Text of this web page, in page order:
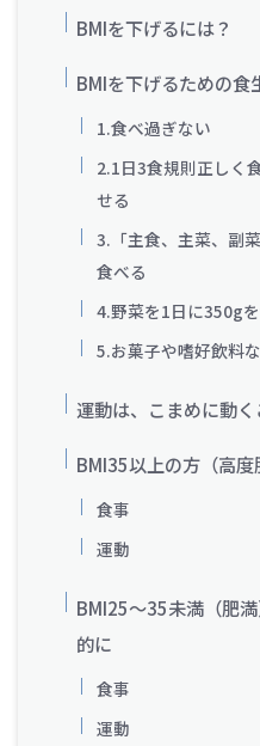
BMIを下げるには？
BMIを下げるための食
1.食べ過ぎない
2.1日3食規則正しく
せる
3.「主食、主菜、副
食べる
4.野菜を1日に350g
5.お菓子や嗜好飲料
運動は、こまめに動
BMI35以上の方（高
食事
運動
BMI25～35未満（肥
的に
食事
運動